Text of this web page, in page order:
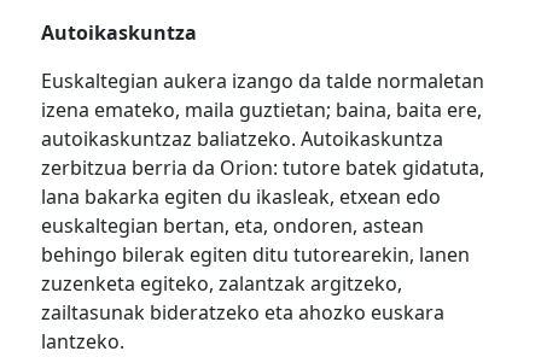
Autoikaskuntza
Euskaltegian aukera izango da talde normaletan
izena emateko, maila guztietan; baina, baita ere,
autoikaskuntzaz baliatzeko. Autoikaskuntza
zerbitzua berria da Orion: tutore batek gidatuta,
lana bakarka egiten du ikasleak, etxean edo
euskaltegian bertan, eta, ondoren, astean
behingo bilerak egiten ditu tutorearekin, lanen
zuzenketa egiteko, zalantzak argitzeko,
zailtasunak bideratzeko eta ahozko euskara
lantzeko.